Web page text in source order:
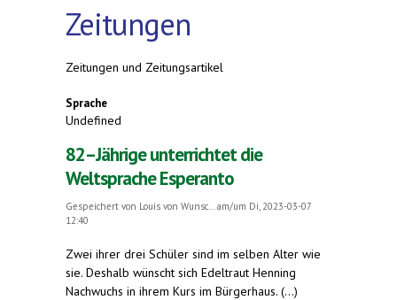
Zeitungen
Zeitungen und Zeitungsartikel
Sprache
Undefined
82–Jährige unterrichtet die
Weltsprache Esperanto
Gespeichert von Louis von Wunsc...
am/um Di, 2023-03-07
12:40
Zwei ihrer drei Schüler sind im selben Alter wie
sie. Deshalb wünscht sich Edeltraut Henning
Nachwuchs in ihrem Kurs im Bürgerhaus. (...)